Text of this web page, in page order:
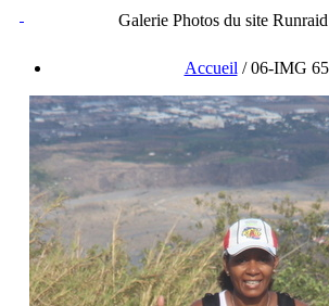
Galerie Photos du site Runraid
Accueil /06-IMG